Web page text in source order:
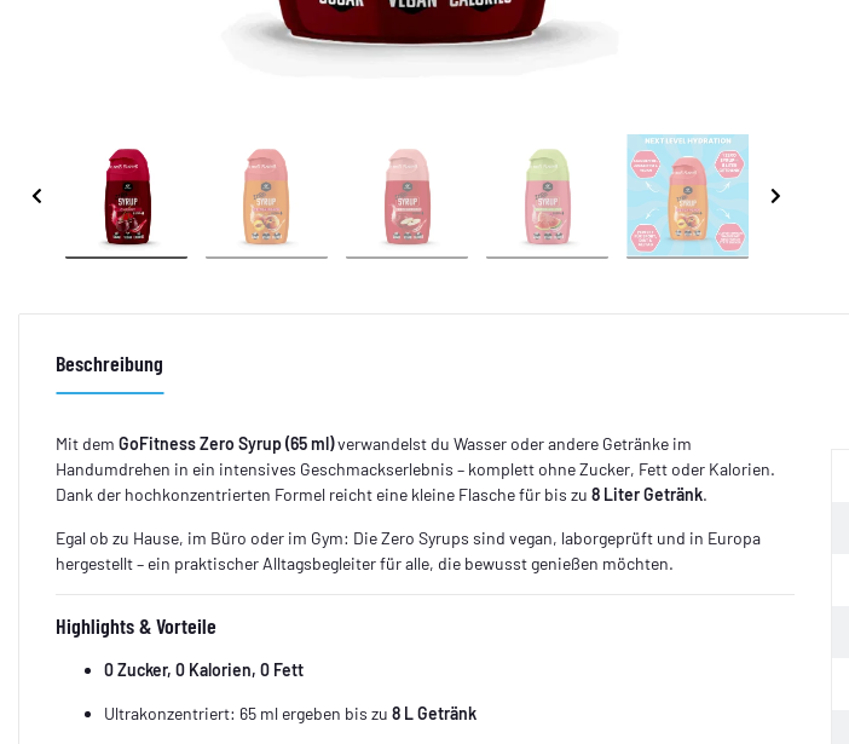
Beschreibung
Mit dem GoFitness Zero Syrup (65 ml)verwandelst du Wasser oder andere Getränke im
Handumdrehen in ein intensives Geschmackserlebnis – komplett ohne Zucker, Fett oder Kalorien.
Dank der hochkonzentrierten Formel reicht eine kleine Flasche für bis zu 8 Liter Getränk.
Egal ob zu Hause, im Büro oder im Gym: Die Zero Syrups sind vegan, laborgeprüft und in Europa
hergestellt – ein praktischer Alltagsbegleiter für alle, die bewusst genießen möchten.
Highlights & Vorteile
0 Zucker, 0 Kalorien, 0 Fett
Ultrakonzentriert: 65 ml ergeben bis zu 8 L Getränk